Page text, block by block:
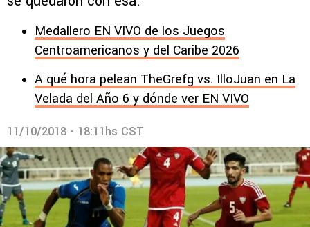
Medallero EN VIVO de los Juegos
Centroamericanos y del Caribe 2026
A qué hora pelean TheGrefg vs. IlloJuan en La
Velada del Año 6 y dónde ver EN VIVO
11/10/2018 - 18:11hs CST